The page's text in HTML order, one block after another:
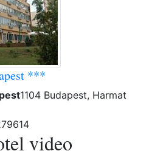
***
1104 Budapest, Harmat
video